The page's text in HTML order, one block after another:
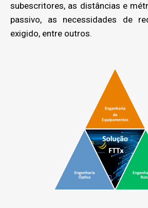
subescritores, as distâncias e
passivo, as necessidades de
exigido, entre outros.